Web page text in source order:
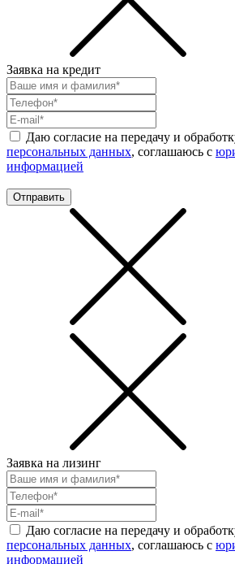
Заявка на кредит
Даю согласие на передачу и
персональных данных, соглашаюсь с
информацией
Отправить
Заявка на лизинг
Даю согласие на передачу и
персональных данных, соглашаюсь с
информацией